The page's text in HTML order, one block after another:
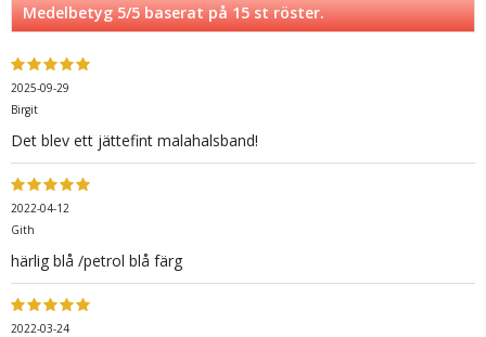
Medelbetyg5/5 baserat på15st röster.
2025-09-29
Birgit
Det blev ett jättefint malahalsband!
2022-04-12
Gith
härlig blå /petrol blå färg
2022-03-24